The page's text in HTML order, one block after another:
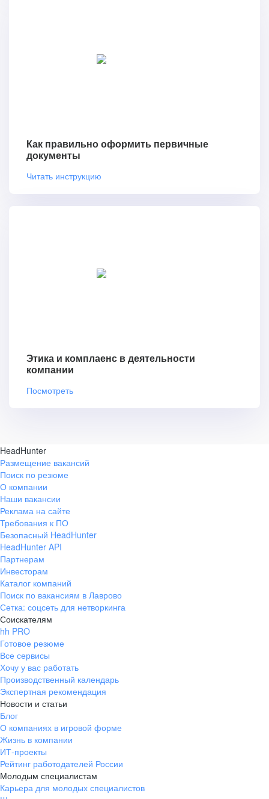
Как правильно оформить первичные
документы
Читать инструкцию
Этика и комплаенс в деятельности
компании
Посмотреть
HeadHunter
Размещение вакансий
Поиск по резюме
О компании
Наши вакансии
Реклама на сайте
Требования к ПО
Безопасный HeadHunter
HeadHunter API
Партнерам
Инвесторам
Каталог компаний
Поиск по вакансиям в Лаврово
Сетка: соцсеть для нетворкинга
Соискателям
hh PRO
Готовое резюме
Все сервисы
Хочу у вас работать
Производственный календарь
Экспертная рекомендация
Новости и статьи
Блог
О компаниях в игровой форме
Жизнь в компании
ИТ-проекты
Рейтинг работодателей России
Молодым специалистам
Карьера для молодых специалистов